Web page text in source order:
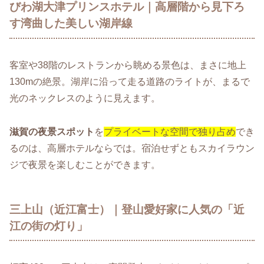
びわ湖大津プリンスホテル｜高層階から見下ろ
す湾曲した美しい湖岸線
客室や38階のレストランから眺める景色は、まさに地上
130mの絶景。湖岸に沿って走る道路のライトが、まるで
光のネックレスのように見えます。
滋賀の夜景スポット をプライベートな空間で独り占めでき
るのは、高層ホテルならでは。宿泊せずともスカイラウン
ジで夜景を楽しむことができます。
三上山（近江富士）｜登山愛好家に人気の「近
江の街の灯り」